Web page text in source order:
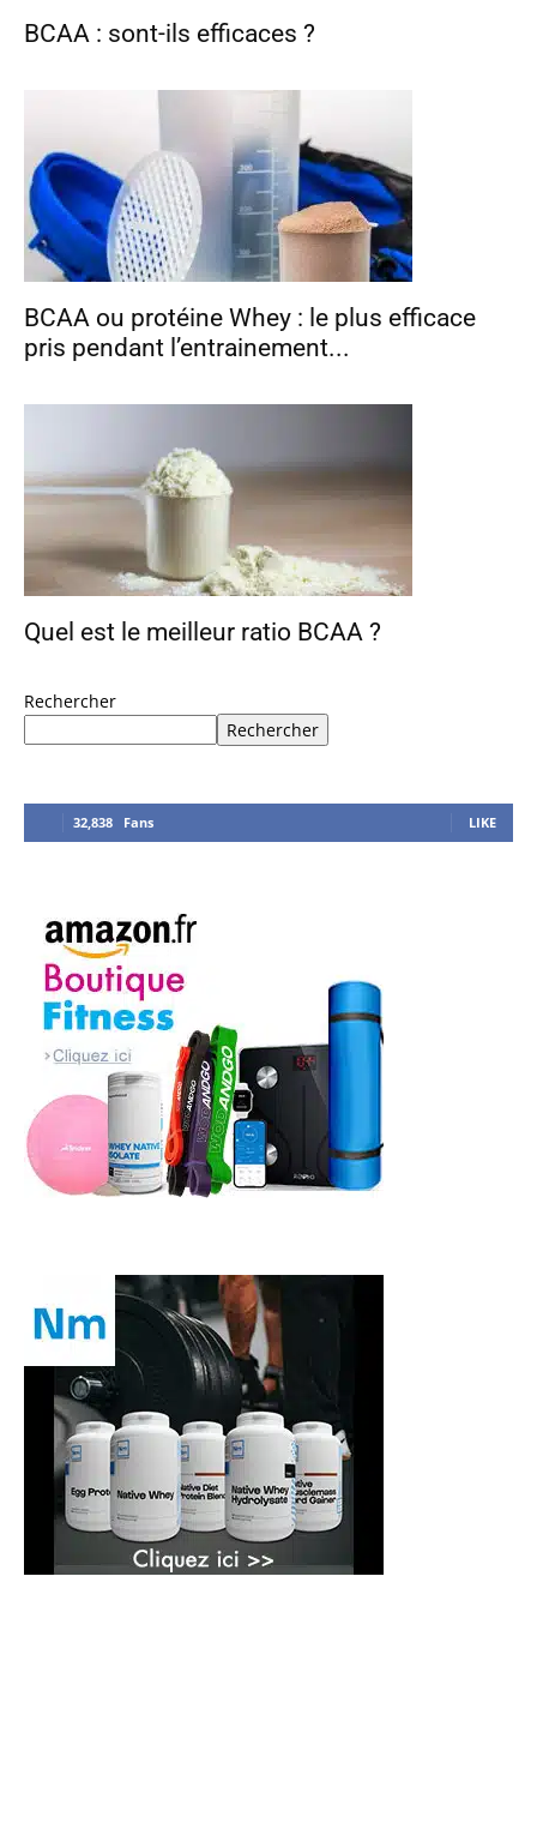
BCAA : sont-ils efficaces ?
BCAA ou protéine Whey : le plus efficace
pris pendant l’entrainement...
Quel est le meilleur ratio BCAA ?
Rechercher
Rechercher
32,838 Fans LIKE